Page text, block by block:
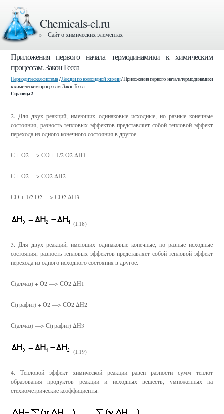
Chemicals-el.ru
» Сайт о химических элементах
Приложения первого начала термодинамики к химическим
процессам. Закон Гесса
Периодическая система/Лекции по коллоидной химии/ Приложения первого начала термодинамики
к химическим процессам. Закон Гесса
Страница 2
2. Для двух реакций, имеющих одинаковые исходные, но разные конечные
состояния, разность тепловых эффектов представляет собой тепловой эффект
перехода из одного конечного состояния в другое.
С + О2 ––> СО + 1/2 О2 ΔН1
С + О2 ––> СО2 ΔН2
СО + 1/2 О2 ––> СО2 ΔН3
(I.18)
3. Для двух реакций, имеющих одинаковые конечные, но разные исходные
состояния, разность тепловых эффектов представляет собой тепловой эффект
перехода из одного исходного состояния в другое.
С(алмаз) + О2 ––> СО2 ΔН1
С(графит) + О2 ––> СО2 ΔН2
С(алмаз) ––> С(графит) ΔН3
(I.19)
4. Тепловой эффект химической реакции равен разности сумм теплот
образования продуктов реакции и исходных веществ, умноженных на
стехиометрические коэффициенты.